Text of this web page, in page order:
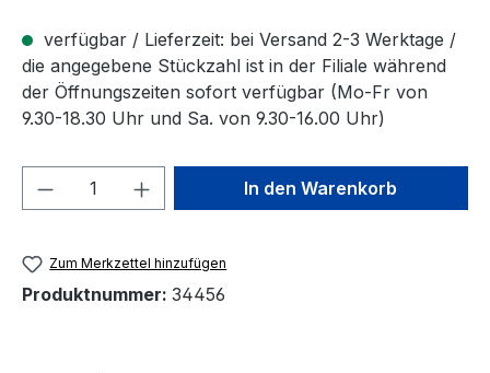
verfügbar / Lieferzeit: bei Versand 2-3 Werktage /
die angegebene Stückzahl ist in der Filiale während
der Öffnungszeiten sofort verfügbar (Mo-Fr von
9.30-18.30 Uhr und Sa. von 9.30-16.00 Uhr)
Produkt Anzahl: Gib denIn den Warenkorb
Zum Merkzettel hinzufügen
Produktnummer: 34456